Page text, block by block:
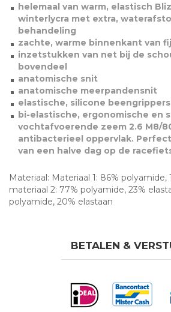
helemaal van warm, elastisch
winterlycra met extra,
behandeling
zachte, warme binnenkant van
inzetstukken van net bij de
bovendeel
anatomische snit
anatomische meerpandensnit
elastische, silicone beengrippers
bi-elastische, ergonomische en
vochtafvoerende zeem 2.6 M8/
antibacterieel oppervlak.
van een halve dag op de
Materiaal: Materiaal 1: 86% polyamide,
materiaal 2: 77% polyamide, 23%
polyamide, 20% elastaan
BETALEN &